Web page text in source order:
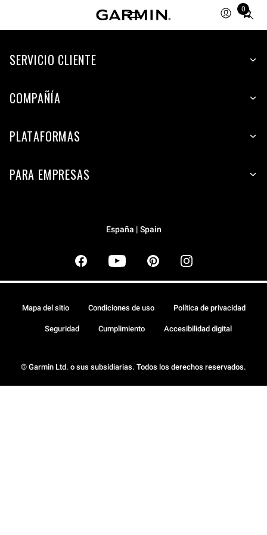
0
Total
items
cart:
SERVICIO CLIENTE
COMPAÑÍA
PLATAFORMAS
PARA EMPRESAS
España | Spain
© Garmin Ltd. o sus subsidiarias. Todos los derechos reservados.
Mapa del sitio Condiciones de uso Política de privacidad
Seguridad Cumplimiento Accesibilidad digital